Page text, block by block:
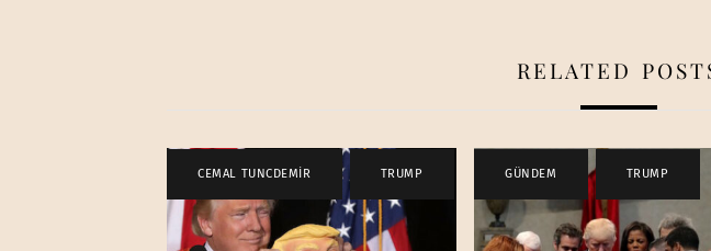
RELATED
CEMAL TUNCDEMİR , TRUMP GÜNDEM , TRUMP